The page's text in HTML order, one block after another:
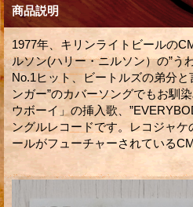
商品説明
1977年、キリンライトビールの
ルソン(ハリー・ニルソン）の”う
No.1ヒット、ビートルズの弟分と
ンガー”のカバーソングでもお馴
ウボーイ」の挿入歌、
ングルレコードです。レコジャ
ールがフューチャーされている